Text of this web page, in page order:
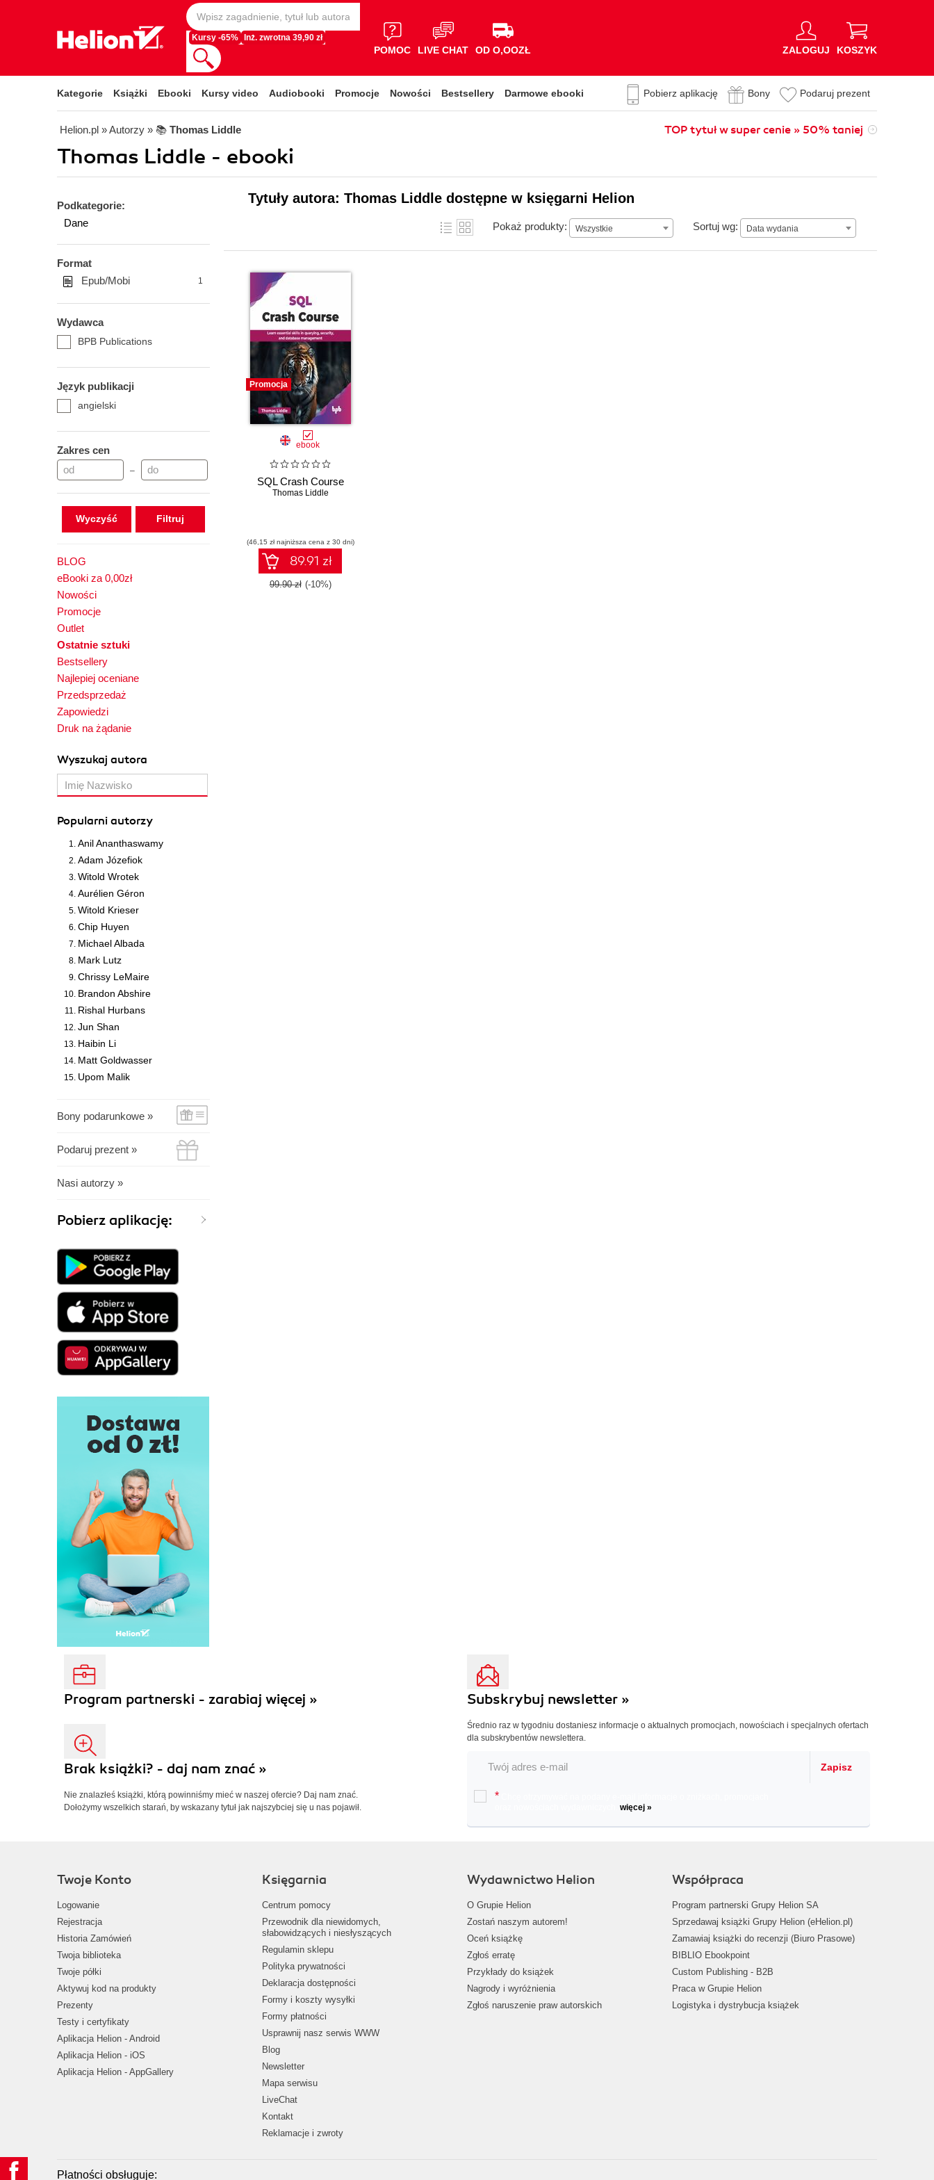
Kursy -65% Inż. zwrotna 39,90 zł
POMOC LIVE CHAT OD O,OOZŁ ZALOGUJ KOSZYK
Kategorie Książki Ebooki Kursy video Audiobooki Promocje Nowości Bestsellery Darmowe ebooki Pobierz aplikację Bony Podaruj prezent
Helion.pl » Autorzy » 📚 Thomas Liddle TOP tytuł w super cenie » 50% taniej
Thomas Liddle - ebooki
Podkategorie:
Dane
Format
Epub/Mobi
1
Wydawca
BPB Publications
Język publikacji
angielski
Zakres cen
–
Wyczyść
BLOG
eBooki za 0,00zł
Nowości
Promocje
Outlet
Ostatnie sztuki
Bestsellery
Najlepiej oceniane
Przedsprzedaż
Zapowiedzi
Druk na żądanie
Wyszukaj autora
Popularni autorzy
Anil Ananthaswamy
Adam Józefiok
Witold Wrotek
Aurélien Géron
Witold Krieser
Chip Huyen
Michael Albada
Mark Lutz
Chrissy LeMaire
Brandon Abshire
Rishal Hurbans
Jun Shan
Haibin Li
Matt Goldwasser
Upom Malik
Bony podarunkowe »
Podaruj prezent »
Nasi autorzy »
Pobierz aplikację:
Tytuły autora: Thomas Liddle dostępne w księgarni Helion
Pokaż produkty: Wszystkie Sortuj wg: Data wydania
Data wydania
Promocja
ebook
SQL Crash Course
Thomas Liddle
(46,15 zł najniższa cena z 30 dni)
89.91 zł
99.90 zł (-10%)
Program partnerski - zarabiaj więcej »
Brak książki? - daj nam znać »
Nie znalazłeś książki, którą powinniśmy mieć w naszej ofercie? Daj nam znać.
Dołożymy wszelkich starań, by wskazany tytuł jak najszybciej się u nas pojawił.
Subskrybuj newsletter »
Średnio raz w tygodniu dostaniesz informacje o aktualnych promocjach, nowościach i specjalnych ofertach
dla subskrybentów newslettera.
Zapisz
*
więcej »
Twoje Konto
Logowanie
Rejestracja
Historia Zamówień
Twoja biblioteka
Twoje półki
Aktywuj kod na produkty
Prezenty
Testy i certyfikaty
Aplikacja Helion - Android
Aplikacja Helion - iOS
Aplikacja Helion - AppGallery
Księgarnia
Centrum pomocy
Przewodnik dla niewidomych,
słabowidzących i niesłyszących
Regulamin sklepu
Polityka prywatności
Deklaracja dostępności
Formy i koszty wysyłki
Formy płatności
Usprawnij nasz serwis WWW
Blog
Newsletter
Mapa serwisu
LiveChat
Kontakt
Reklamacje i zwroty
Wydawnictwo Helion
O Grupie Helion
Zostań naszym autorem!
Oceń książkę
Zgłoś erratę
Przykłady do książek
Nagrody i wyróżnienia
Zgłoś naruszenie praw autorskich
Współpraca
Program partnerski Grupy Helion SA
Sprzedawaj książki Grupy Helion (eHelion.pl)
Zamawiaj książki do recenzji (Biuro Prasowe)
BIBLIO Ebookpoint
Custom Publishing - B2B
Praca w Grupie Helion
Logistyka i dystrybucja książek
Płatności obsługuje: